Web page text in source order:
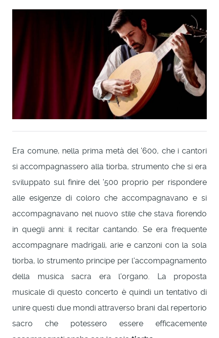
Era comune, nella prima metà del '600, che i cantori
si accompagnassero alla tiorba, strumento che si era
sviluppato sul finire del '500 proprio per rispondere
alle esigenze di coloro che accompagnavano e si
accompagnavano nel nuovo stile che stava fiorendo
in quegli anni: il recitar cantando. Se era frequente
accompagnare madrigali, arie e canzoni con la sola
tiorba, lo strumento principe per l'accompagnamento
della musica sacra era l'organo. La proposta
musicale di questo concerto è quindi un tentativo di
unire questi due mondi attraverso brani dal repertorio
sacro che potessero essere efficacemente